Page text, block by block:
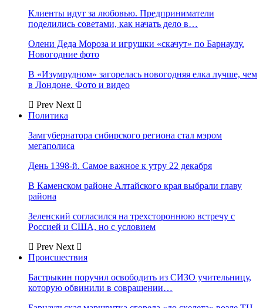
Клиенты идут за любовью. Предприниматели
поделились советами, как начать дело в…
Олени Деда Мороза и игрушки «скачут» по Барнаулу.
Новогодние фото
В «Изумрудном» загорелась новогодняя елка лучше, чем
в Лондоне. Фото и видео
Prev Next
Политика
Замгубернатора сибирского региона стал мэром
мегаполиса
День 1398-й. Самое важное к утру 22 декабря
В Каменском районе Алтайского края выбрали главу
района
Зеленский согласился на трехстороннюю встречу с
Россией и США, но с условием
Prev Next
Происшествия
Бастрыкин поручил освободить из СИЗО учительницу,
которую обвинили в совращении…